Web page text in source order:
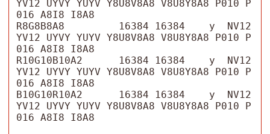
YV12 UYVY YUYV Y8U8V8A8 V8U8Y8A8 P010 P
016 A8I8 I8A8
R8G8B8A8         16384 16384    y  NV12
YV12 UYVY YUYV Y8U8V8A8 V8U8Y8A8 P010 P
016 A8I8 I8A8
R10G10B10A2      16384 16384    y  NV12
YV12 UYVY YUYV Y8U8V8A8 V8U8Y8A8 P010 P
016 A8I8 I8A8
B10G10R10A2      16384 16384    y  NV12
YV12 UYVY YUYV Y8U8V8A8 V8U8Y8A8 P010 P
016 A8I8 I8A8